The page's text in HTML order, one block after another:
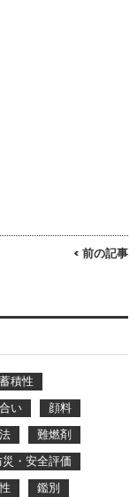
< 前の記事
積性
い
顔料
難燃剤
・安全評価
鑑別